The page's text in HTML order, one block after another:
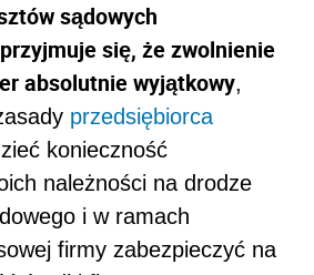
sądowych
się, że zwolnienie
absolutnie wyjątkowy,
przedsiębiorca
konieczność
należności na drodze
i w ramach
firmy zabezpieczyć na